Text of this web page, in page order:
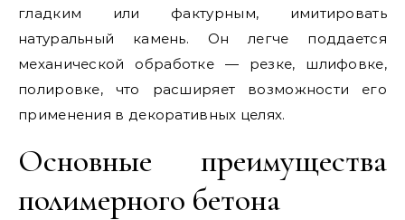
гладким или фактурным, имитировать
натуральный камень. Он легче поддается
механической обработке — резке, шлифовке,
полировке, что расширяет возможности его
применения в декоративных целях.
Основные преимущества
полимерного бетона